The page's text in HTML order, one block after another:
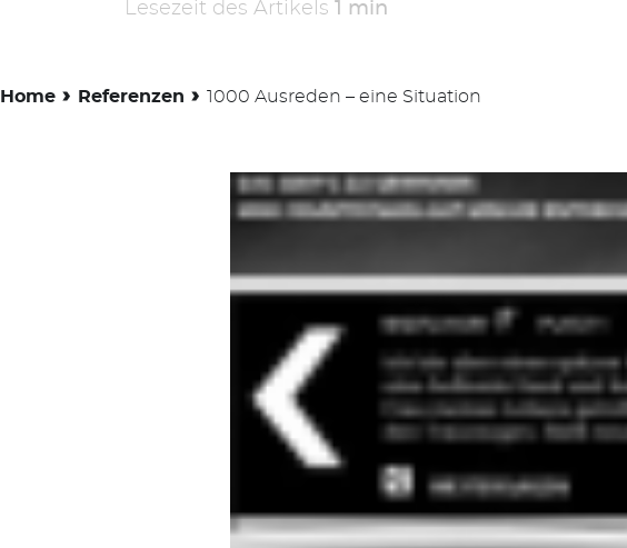
Lesezeit des Artikels 1 min
Home › Referenzen › 1000 Ausreden – eine Situation